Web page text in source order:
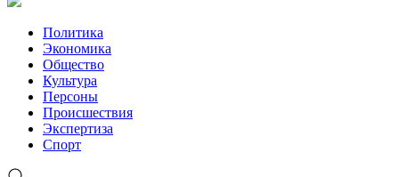
Политика
Экономика
Общество
Культура
Персоны
Происшествия
Экспертиза
Спорт